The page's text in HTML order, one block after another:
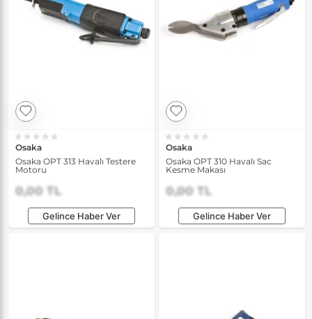
Osaka
Osaka OPT 313 Havalı Testere
Motoru
0,00 TL
Gelince Haber Ver
Osaka
Osaka OPT 310 Havalı Sac
Kesme Makası
0,00 TL
Gelince Haber Ver